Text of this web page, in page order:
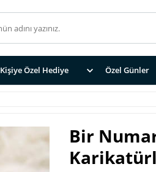
Kişiye Özel Hediye Özel Günler
Bir